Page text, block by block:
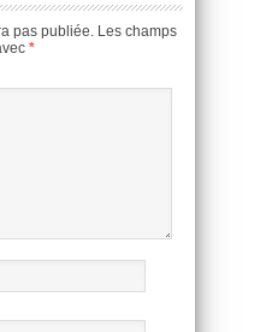
pas publiée. Les champs
*